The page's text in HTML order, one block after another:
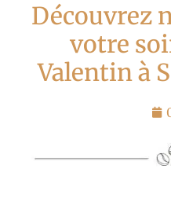
Découvrez
votre
Valentin à